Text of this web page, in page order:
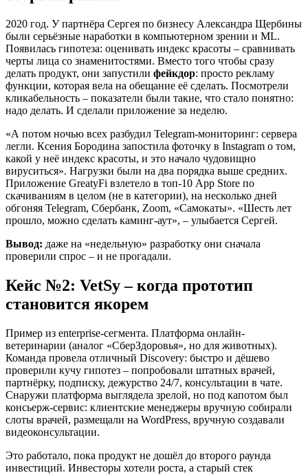
2020 год. У партнёра Сергея по бизнесу Александра Щербины
были серьёзные наработки в компьютерном зрении и ML.
Появилась гипотеза: оценивать индекс красоты – сравнивать
черты лица со знаменитостями. Вместо того чтобы сразу
делать продукт, они запустили фейкдор: просто рекламу
функции, которая вела на обещание её сделать. Посмотрели
кликабельность – показатели были такие, что стало понятно:
надо делать. И сделали приложение за неделю.
«А потом ночью всех разбудил Telegram-мониторинг: сервера
легли. Ксения Бородина запостила фоточку в Instagram о том,
какой у неё индекс красоты, и это начало чудовищно
вируситься». Нагрузки были на два порядка выше средних.
Приложение GreatyFi взлетело в топ-10 App Store по
скачиваниям в целом (не в категории), на несколько дней
обгоняя Telegram, Сбербанк, Zoom, «Самокаты». «Шесть лет
прошло, можно сделать каминг-аут», – улыбается Сергей.
Вывод: даже на «недельную» разработку они сначала
проверили спрос – и не прогадали.
Кейс №2: VetSy – когда прототип
становится якорем
Пример из enterprise-сегмента. Платформа онлайн-
ветеринарии (аналог «СберЗдоровья», но для животных).
Команда провела отличный Discovery: быстро и дёшево
проверили кучу гипотез – попробовали штатных врачей,
партнёрку, подписку, дежурство 24/7, консультации в чате.
Снаружи платформа выглядела зрелой, но под капотом был
консьерж-сервис: клиентские менеджеры вручную собирали
слоты врачей, размещали на WordPress, вручную создавали
видеоконсультации.
Это работало, пока продукт не дошёл до второго раунда
инвестиций. Инвесторы хотели роста, а старый стек